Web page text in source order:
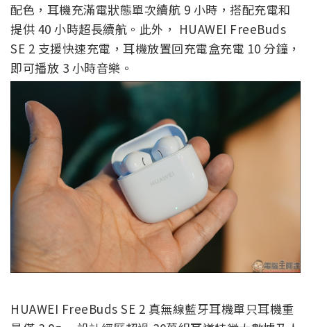
配色，耳機充滿電狀態單次續航 9 小時，搭配充電和
提供 40 小時超長續航。此外， HUAWEI FreeBuds
SE 2 支援快速充電，耳機放置回充電盒充電 10 分鐘，
即可播放 3 小時音樂。
HUAWEI FreeBuds SE 2 真無線藍牙耳機單只耳機重